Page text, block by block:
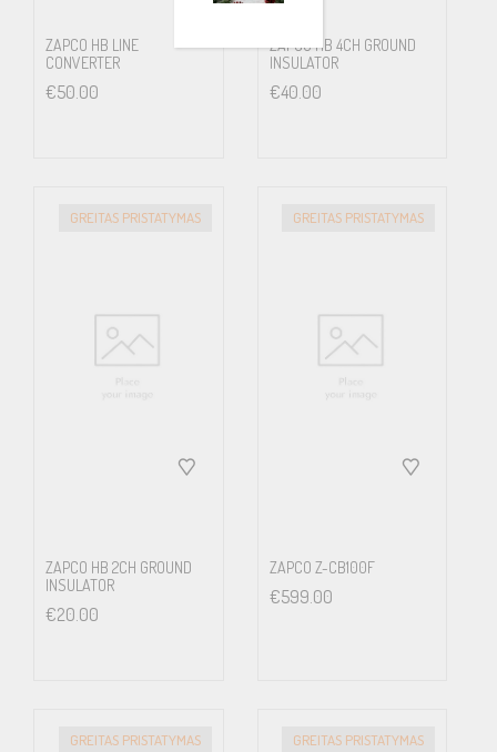
ZAPCO HB LINE
CONVERTER
€50.00
ZAPCO HB 4CH GROUND
INSULATOR
€40.00
GREITAS PRISTATYMAS
ZAPCO HB 2CH GROUND
INSULATOR
€20.00
GREITAS PRISTATYMAS
ZAPCO Z-CB100F
€599.00
GREITAS PRISTATYMAS GREITAS PRISTATYMAS